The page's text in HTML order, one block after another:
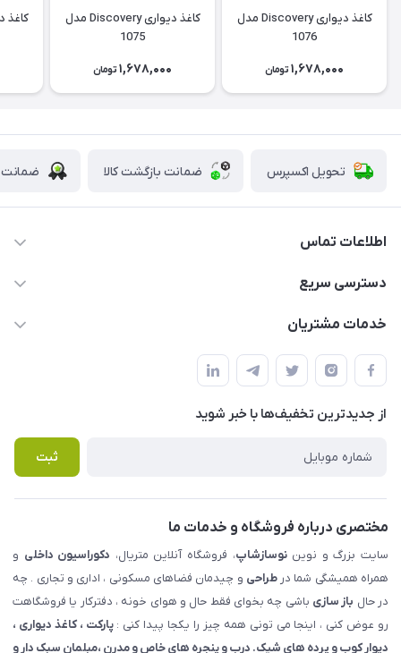
کاغذ دیواری Discovery مدل
1076
1,678,000 تومان
کاغذ دیواری Discovery مدل
1075
1,678,000 تومان
تحویل اکسپرس ضمانت بازگشت کالا ضمانت
اطلاعات تماس
09123855612
املاک مدنی - نوساز شاپ
دسترسی سریع
حساب کاربری
لیست محصولات
درباره ما
خدمات مشتریان
قوانین و مقررات
حریم خصوصی
راهنما
پرسش های متداول
از جدید‌ترین تخفیف‌ها با‌ خبر شوید
ثبت
مختصری درباره فروشگاه و خدمات ما
سایت بزرگ و نویننوسازشاپ، فروشگاه آنلاین متریال، دکوراسیون داخلی و
همراه همیشگی شما درطراحی و چیدمان فضاهای مسکونی ، اداری و تجاری . چه
در حال باز سازی باشی چه بخوای فقط حال و هوای خونه ، دفترکار یا فروشگاهت
رو عوض کنی ، اینجا می تونی همه چیز را یکجا پیدا کنی :پارکت ، کاغذ دیواری ،
دیوار کوب و پرده های شیک. درب و پنجره های خاص و مدرن ،مبلمان سبک دار و